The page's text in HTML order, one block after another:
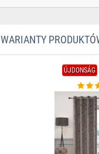
WARIANTY
ÚJDONSÁG